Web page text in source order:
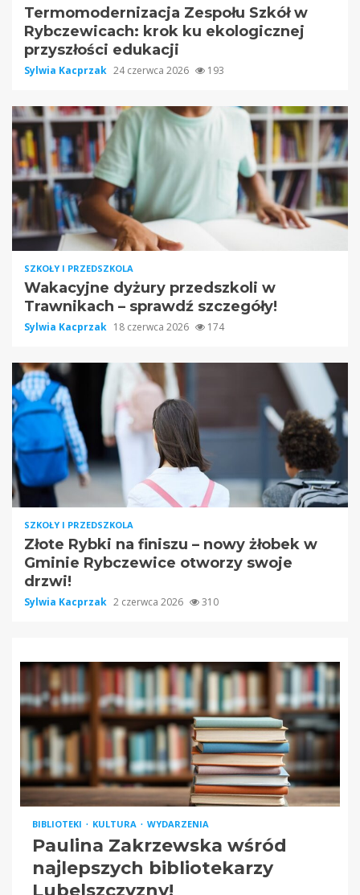
Termomodernizacja Zespołu Szkół w
Rybczewicach: krok ku ekologicznej
przyszłości edukacji
Sylwia Kacprzak 24 czerwca 2026 193
SZKOŁY I PRZEDSZKOLA
Wakacyjne dyżury przedszkoli w
Trawnikach – sprawdź szczegóły!
Sylwia Kacprzak 18 czerwca 2026 174
SZKOŁY I PRZEDSZKOLA
Złote Rybki na finiszu – nowy żłobek w
Gminie Rybczewice otworzy swoje
drzwi!
Sylwia Kacprzak 2 czerwca 2026 310
BIBLIOTEKI KULTURA WYDARZENIA
Paulina Zakrzewska wśród
najlepszych bibliotekarzy
Lubelszczyzny!